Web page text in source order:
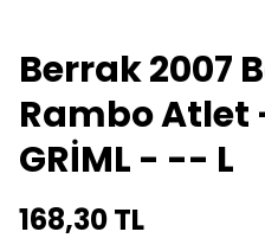
Berrak 2007
Rambo Atlet
GRİML - -- L
168,30 TL